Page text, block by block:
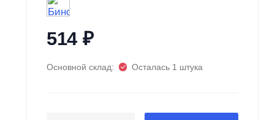
514 ₽
Основной склад: Осталась 1 штука